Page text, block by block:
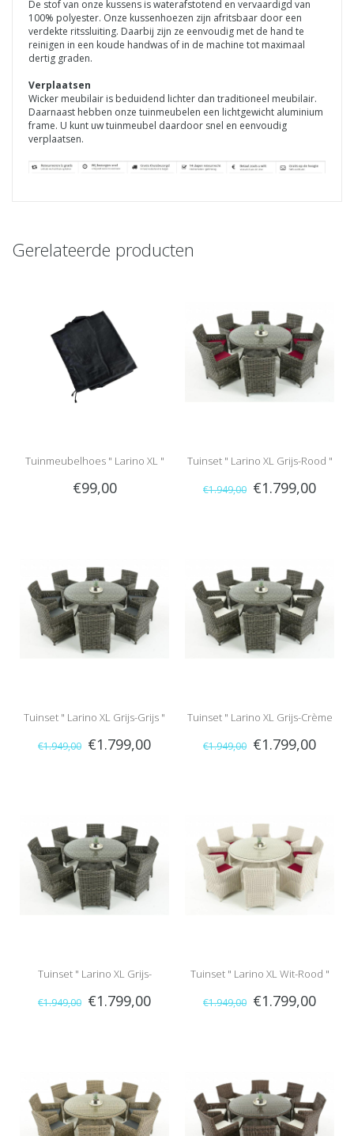
De stof van onze kussens is waterafstotend en vervaardigd van
100% polyester. Onze kussenhoezen zijn afritsbaar door een
verdekte ritssluiting. Daarbij zijn ze eenvoudig met de hand te
reinigen in een koude handwas of in de machine tot maximaal
dertig graden.
Verplaatsen
Wicker meubilair is beduidend lichter dan traditioneel meubilair.
Daarnaast hebben onze tuinmeubelen een lichtgewicht aluminium
frame. U kunt uw tuinmeubel daardoor snel en eenvoudig
verplaatsen.
Gerelateerde producten
Tuinmeubelhoes " Larino XL "
€99,00
Tuinset " Larino XL Grijs-Rood "
€1.949,00 €1.799,00
Tuinset " Larino XL Grijs-Grijs "
€1.949,00 €1.799,00
Tuinset " Larino XL Grijs-Crème
"
€1.949,00 €1.799,00
Tuinset " Larino XL Grijs-
Antraciet "
€1.949,00 €1.799,00
Tuinset " Larino XL Wit-Rood "
€1.949,00 €1.799,00